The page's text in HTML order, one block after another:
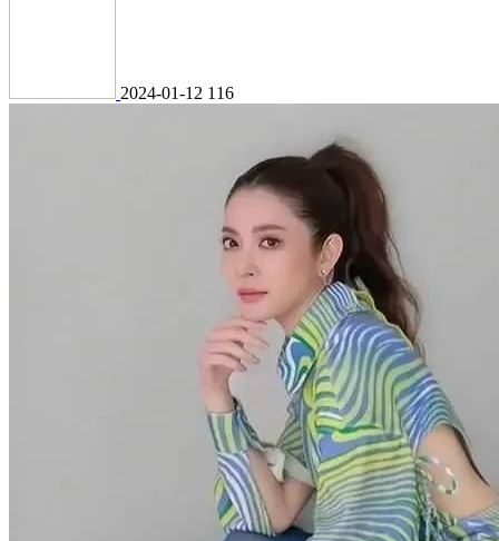
2024-01-12 116